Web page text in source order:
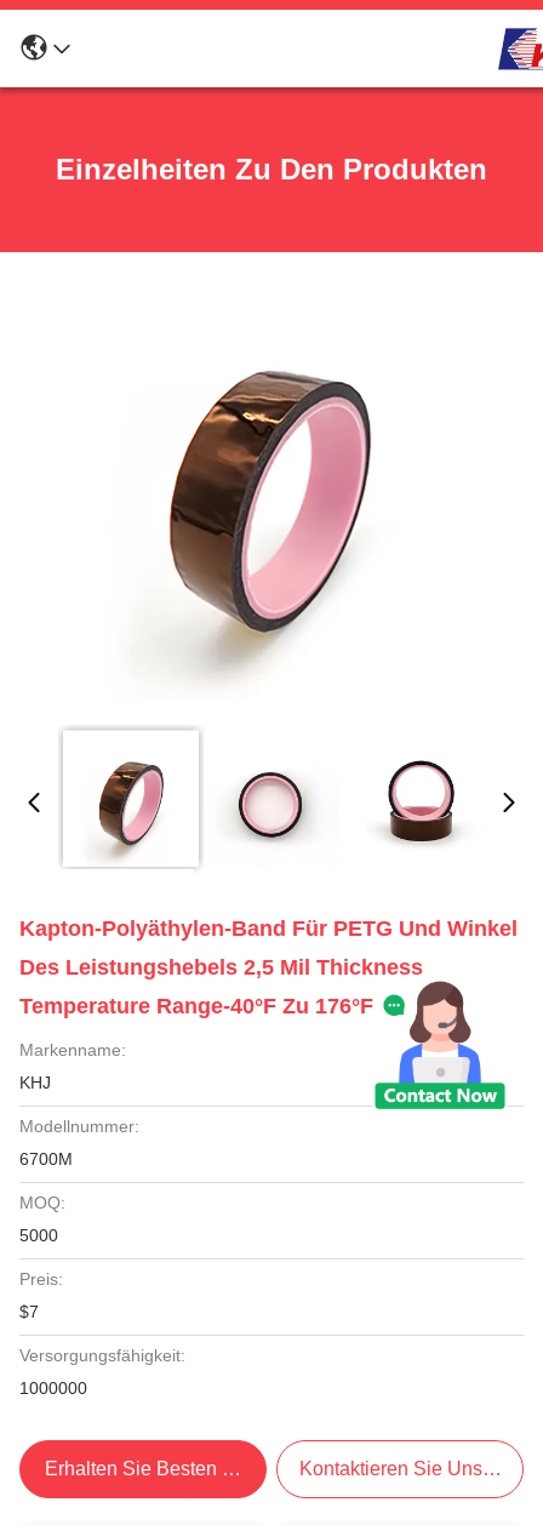
Einzelheiten Zu Den Produkten
Kapton-Polyäthylen-Band Für PETG Und Winkel
Des Leistungshebels 2,5 Mil Thickness
Temperature Range-40°F Zu 176°F
Markenname:
KHJ
Modellnummer:
6700M
MOQ:
5000
Preis:
$7
Versorgungsfähigkeit:
1000000
Erhalten Sie Besten Preis Kontaktieren Sie Uns Jetzt